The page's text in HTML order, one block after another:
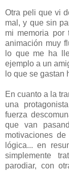
Otra peli que vi
mal, y que sin
mi memoria por
animación muy
lo que me ha
ejemplo a un
lo que se gastan
En cuanto a la
una
fuerza
que van
motivaciones
lógica... en
simplemente
parodiar, con